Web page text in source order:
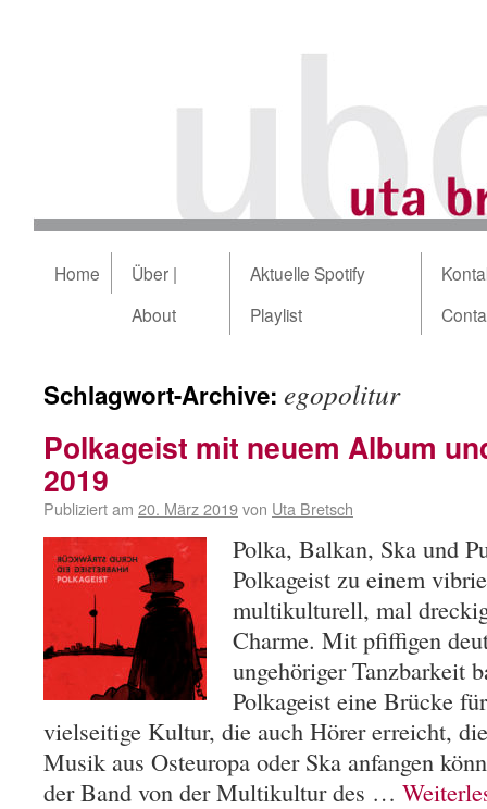
Home
Über |
About
Aktuelle Spotify
Playlist
Schlagwort-Archive: egopolitur
Polkageist mit neuem Album
2019
Publiziert am 20. März 2019von Uta Bretsch
Polka, Balkan, Ska und
Polkageist zu einem
multikulturell, mal
Charme. Mit pfiffigen
ungehöriger Tanzbarkeit
Polkageist eine Brücke
vielseitige Kultur, die auch Hörer erreicht,
Musik aus Osteuropa oder Ska anfangen
der Band von der Multikultur des …